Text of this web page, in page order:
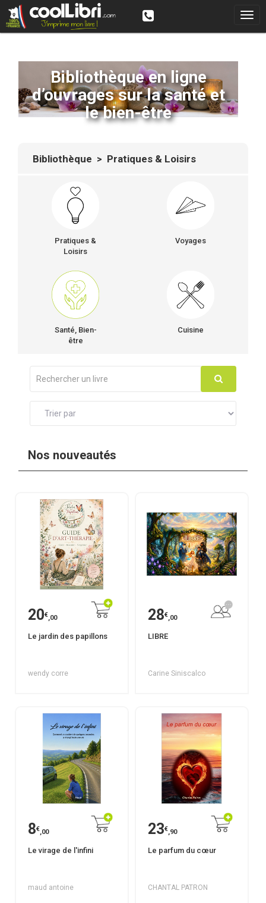
Bibliothèque en ligne
d’ouvrages sur la santé et
le bien-être
Bibliothèque > Pratiques & Loisirs
Pratiques &
Loisirs
Voyages
Santé, Bien-
être
Cuisine
Nos nouveautés
20€,00
Le jardin des papillons
wendy corre
28€,00
LIBRE
Carine Siniscalco
8€,00
Le virage de l'infini
maud antoine
23€,90
Le parfum du cœur
CHANTAL PATRON